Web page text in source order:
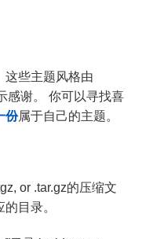
这些主题风格由
感谢。 你可以寻找喜
份属于自己的主题。
or .tar.gz的压缩文
目录。